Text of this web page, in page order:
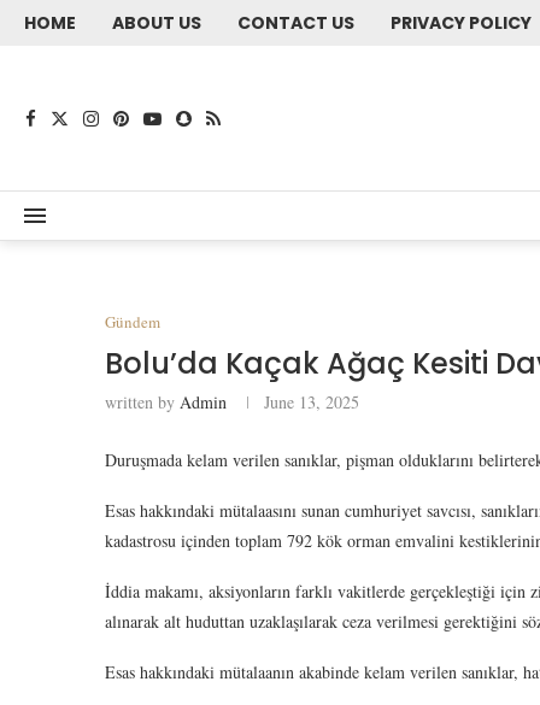
HOME ABOUT US CONTACT US PRIVACY POLICY
Gündem
Bolu’da Kaçak Ağaç Kesiti
written by Admin June 13, 2025
Duruşmada kelam verilen sanıklar, pişman olduklarını
Esas hakkındaki mütalaasını sunan cumhuriyet savcısı,
kadastrosu içinden toplam 792 kök orman emvalini
İddia makamı, aksiyonların farklı vakitlerde gerçekleştiği için
alınarak alt huduttan uzaklaşılarak ceza verilmesi gerektiğini
Esas hakkındaki mütalaanın akabinde kelam verilen sanıklar,